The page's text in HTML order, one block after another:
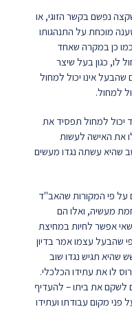
נפשם בקשר הזוגי, או
מוכחת על התנהגותו
כן במקרה שאחד
לו, כגון בעל שיצר
אינו יכול למחול
למחול.
יכול למחול תפסיד את
את האישה לעשות
שהיא עשתה נגדו מעשים
על פי המקורות שהאב"ד
מעשיה, ואלו הם
אפשר לחיות במחיצת
שהבעל עצמו אמר בדיון
שהיא תגיש נגדו שוב
לו את עתידו הכלכלי.
את ביתו – להעדיף
מקום עבודתו ועתידו